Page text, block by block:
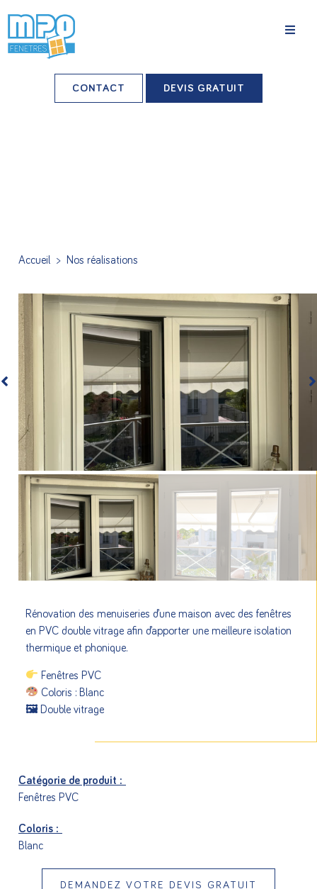
Nos agences
Nos produits
CONTACT DEVIS GRATUIT
Accueil > Nos réalisations
Rénovation des menuiseries d’une maison avec des fenêtres
en PVC double vitrage afin d’apporter une meilleure isolation
thermique et phonique.
Fenêtres PVC
Coloris : Blanc
🖼 Double vitrage
Catégorie de produit :
Fenêtres PVC
Coloris :
Blanc
DEMANDEZ VOTRE DEVIS GRATUIT